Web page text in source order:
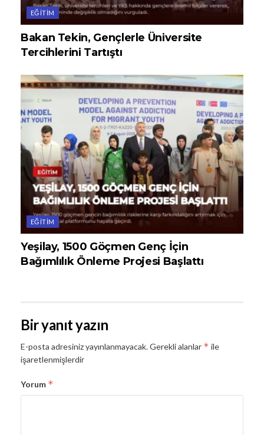
EĞITIM
Bakan Tekin, Gençlerle Üniversite
Tercihlerini Tartıştı
EĞITIM
Yeşilay, 1500 Göçmen Genç İçin
Bağımlılık Önleme Projesi Başlattı
Bir yanıt yazın
E-posta adresiniz yayınlanmayacak.Gerekli alanlar * ile
işaretlenmişlerdir
Yorum *